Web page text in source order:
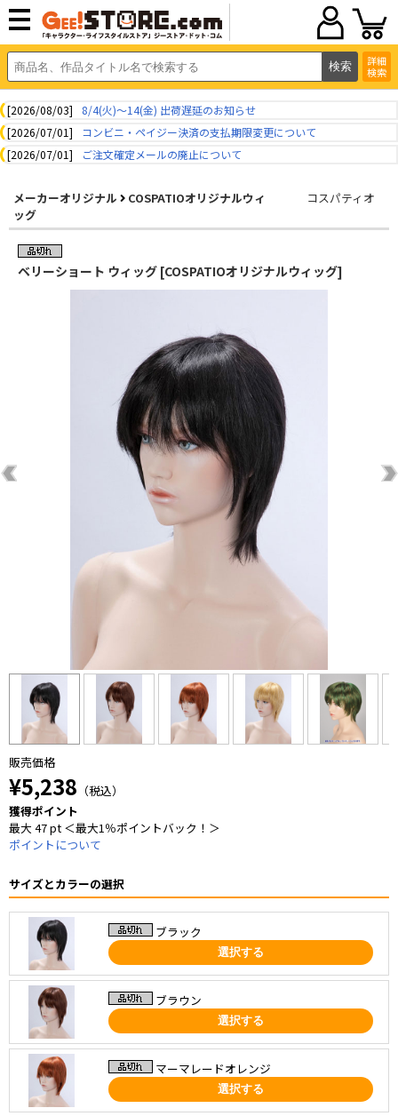
詳細
検索
[2026/08/03]
8/4(火)～14(金) 出荷遅延のお知らせ
[2026/07/01]
コンビニ・ペイジー決済の支払期限変更について
[2026/07/01]
ご注文確定メールの廃止について
メーカーオリジナル
COSPATIOオリジナルウィ
ッグ
コスパティオ
ベリーショート ウィッグ [COSPATIOオリジナルウィッグ]
販売価格
¥5,238 （税込）
獲得ポイント
最大 47 pt ＜最大1％ポイントバック！＞
ポイントについて
サイズとカラーの選択
ブラック
選択する
ブラウン
選択する
マーマレードオレンジ
選択する